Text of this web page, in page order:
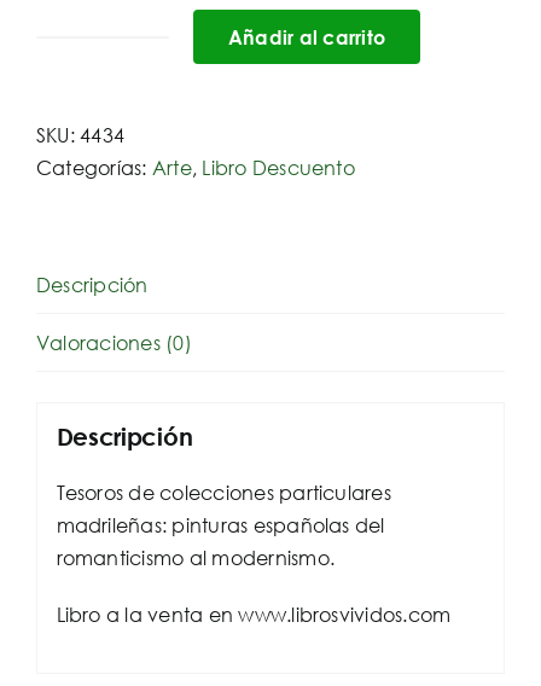
particulares
madrileñas:
del
al
Añadir al carrito
SKU:4434
Categorías: Arte, Libro Descuento
Descripción
Valoraciones (0)
Descripción
Tesoros de colecciones particulares
madrileñas: pinturas españolas del
romanticismo al modernismo.
Libro a la venta en www.librosvividos.com